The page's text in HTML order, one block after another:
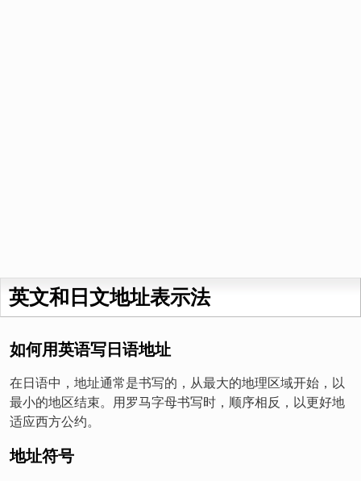
英文和日文地址表示法
如何用英语写日语地址
在日语中，地址通常是书写的，从最大的地理区域开始，以
最小的地区结束。用罗马字母书写时，顺序相反，以更好地
适应西方公约。
地址符号